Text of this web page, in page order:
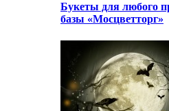
Букеты для любого
базы «Мосцветторг»